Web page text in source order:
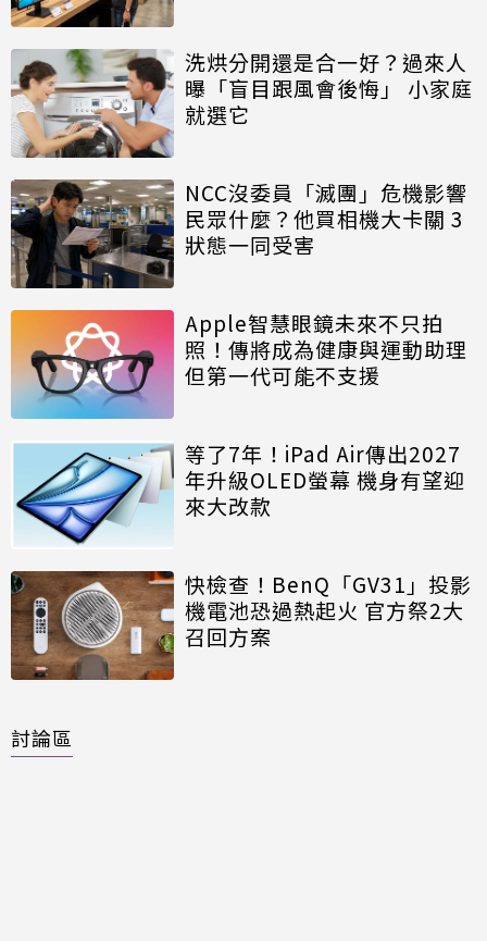
洗烘分開還是合一好？過來人
曝「盲目跟風會後悔」 小家庭
就選它
NCC沒委員「滅團」危機影響
民眾什麼？他買相機大卡關 3
狀態一同受害
Apple智慧眼鏡未來不只拍
照！傳將成為健康與運動助理
但第一代可能不支援
等了7年！iPad Air傳出2027
年升級OLED螢幕 機身有望迎
來大改款
快檢查！BenQ「GV31」投影
機電池恐過熱起火 官方祭2大
召回方案
討論區